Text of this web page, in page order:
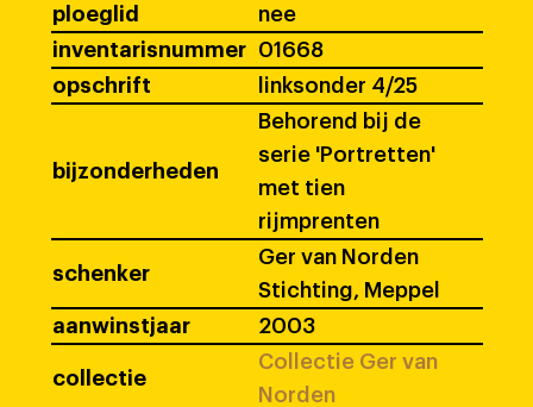
ploeglid
nee
inventarisnummer
01668
opschrift
linksonder 4/25
bijzonderheden
Behorend bij de
serie 'Portretten'
met tien
rijmprenten
schenker
Ger van Norden
Stichting, Meppel
aanwinstjaar
2003
collectie
Collectie Ger van
Norden